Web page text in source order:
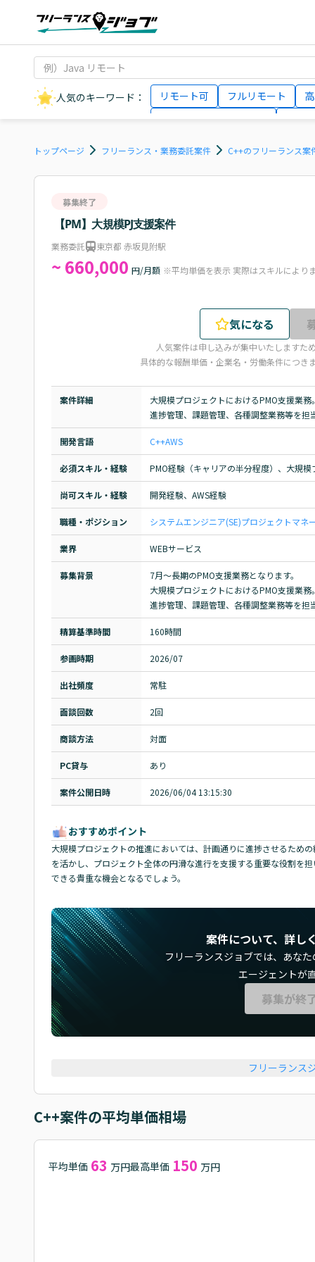
人気のキーワード： リモート可 フルリモート
AIエンジニア
トップページ フリーランス・業務委託案件 C++のフリーランス案
募集終了
【PM】大規模PJ支援案件
業務委託 東京都 赤坂見附駅
~ 660,000 円/月額 ※平均単価を表示 実際はスキルにより
気になる
人気案件は申し込みが集中いたしますた
具体的な報酬単価・企業名・労働条件につき
案件詳細
大規模プロジェクトにおけるPMO支援業務
進捗管理、課題管理、各種調整業務等を担
開発言語 C++AWS
必須スキル・経験 PMO経験（キャリアの半分程度）、大規
尚可スキル・経験 開発経験、AWS経験
職種・ポジション システムエンジニア(SE)プロジェクトマネ
業界 WEBサービス
募集背景
7月～長期のPMO支援業務となります。
大規模プロジェクトにおけるPMO支援業務
進捗管理、課題管理、各種調整業務等を担
精算基準時間 160時間
参画時期 2026/07
出社頻度 常駐
面談回数 2回
商談方法 対面
PC貸与 あり
案件公開日時 2026/06/04 13:15:30
おすすめポイント
大規模プロジェクトの推進においては、計画通りに進捗させるため
を活かし、プロジェクト全体の円滑な進行を支援する重要な役割を
できる貴重な機会となるでしょう。
案件について、詳し
フリーランスジョブでは、 あな
エージェントが
募集が終
フリーランス
C++案件の平均単価相場
平均単価 63 万円最高単価 150 万円